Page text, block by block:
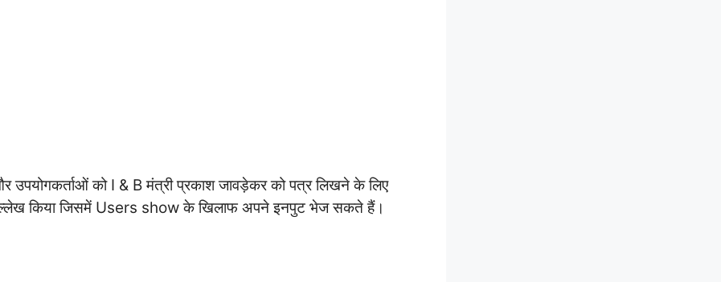
उपयोगकर्ताओं को I & B मंत्री प्रकाश जावड़ेकर को पत्र लिखने के लिए
किया जिसमें Users show के खिलाफ अपने इनपुट भेज सकते हैं।